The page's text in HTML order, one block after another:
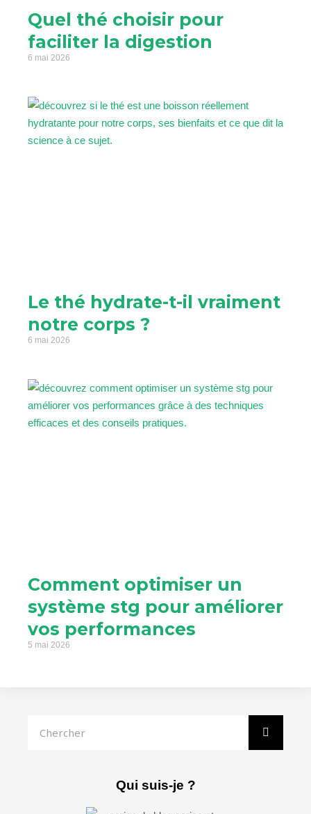
Quel thé choisir pour
faciliter la digestion
6 mai 2026
Le thé hydrate-t-il vraiment
notre corps ?
6 mai 2026
Comment optimiser un
système stg pour améliorer
vos performances
5 mai 2026
Qui suis-je ?